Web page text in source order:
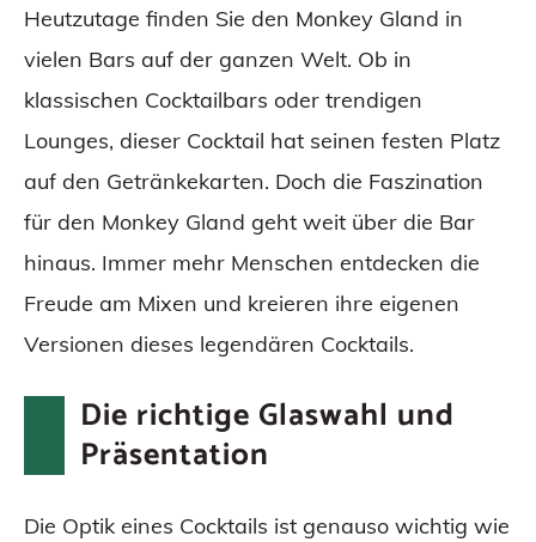
Heutzutage finden Sie den Monkey Gland in
vielen Bars auf der ganzen Welt. Ob in
klassischen Cocktailbars oder trendigen
Lounges, dieser Cocktail hat seinen festen Platz
auf den Getränkekarten. Doch die Faszination
für den Monkey Gland geht weit über die Bar
hinaus. Immer mehr Menschen entdecken die
Freude am Mixen und kreieren ihre eigenen
Versionen dieses legendären Cocktails.
Die richtige Glaswahl und
Präsentation
Die Optik eines Cocktails ist genauso wichtig wie